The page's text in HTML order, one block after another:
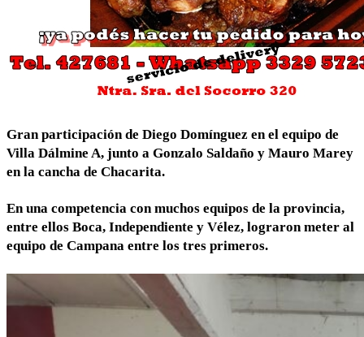
Gran participación de Diego Domínguez en el equipo de
Villa Dálmine A, junto a Gonzalo Saldaño y Mauro Marey
en la cancha de Chacarita.
En una competencia con muchos equipos de la provincia,
entre ellos Boca, Independiente y Vélez, lograron meter al
equipo de Campana entre los tres primeros.